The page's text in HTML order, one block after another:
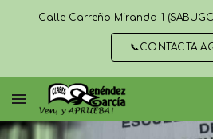
Skip to main content
Calle Carreño Miranda-1
📞CONTACTA